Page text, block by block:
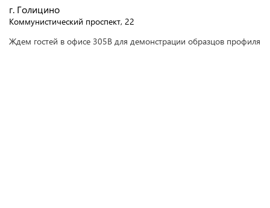
г. Голицино
Коммунистический проспект, 22
Ждем гостей в офисе 305В для демонстрации образцов профиля